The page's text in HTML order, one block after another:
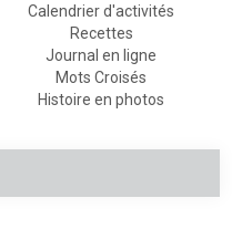
Calendrier d'activités
Recettes
Journal en ligne
Mots Croisés
Histoire en photos